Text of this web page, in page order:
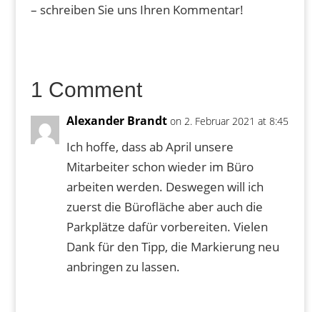
– schreiben Sie uns Ihren Kommentar!
1 Comment
Alexander Brandt on 2. Februar 2021 at 8:45
Ich hoffe, dass ab April unsere
Mitarbeiter schon wieder im Büro
arbeiten werden. Deswegen will ich
zuerst die Bürofläche aber auch die
Parkplätze dafür vorbereiten. Vielen
Dank für den Tipp, die Markierung neu
anbringen zu lassen.